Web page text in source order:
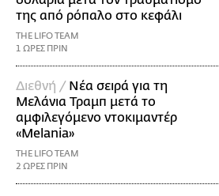
της από ρόπαλο στο κεφάλι
THE LIFO TEAM
1 ΩΡΕΣ ΠΡΙΝ
Διεθνή / Νέα σειρά για τη
Μελάνια Τραμπ μετά το
αμφιλεγόμενο ντοκιμαντέρ
«Melania»
THE LIFO TEAM
2 ΩΡΕΣ ΠΡΙΝ